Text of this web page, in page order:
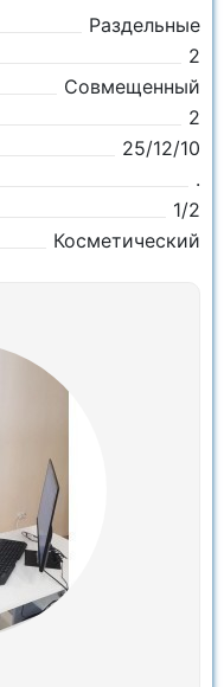
Раздельные
2
Совмещенный
2
25/12/10
.
1/2
Косметический